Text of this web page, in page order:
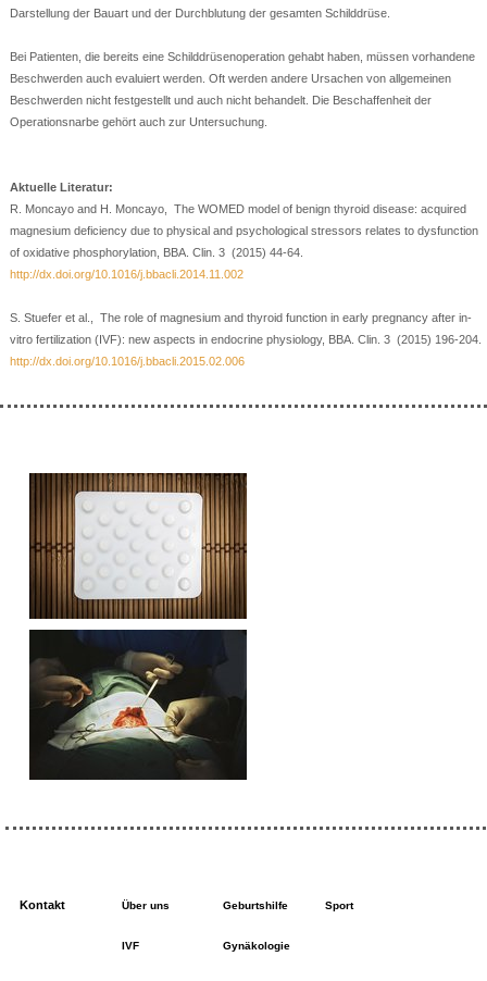
Darstellung der Bauart und der Durchblutung der gesamten Schilddrüse.
Bei Patienten, die bereits eine Schilddrüsenoperation gehabt haben, müssen vorhandene
Beschwerden auch evaluiert werden. Oft werden andere Ursachen von allgemeinen
Beschwerden nicht festgestellt und auch nicht behandelt. Die Beschaffenheit der
Operationsnarbe gehört auch zur Untersuchung.
Aktuelle Literatur:
R. Moncayo and H. Moncayo, The WOMED model of benign thyroid disease: acquired
magnesium deficiency due to physical and psychological stressors relates to dysfunction
of oxidative phosphorylation, BBA. Clin. 3 (2015) 44-64.
http://dx.doi.org/10.1016/j.bbacli.2014.11.002
S. Stuefer et al., The role of magnesium and thyroid function in early pregnancy after in-
vitro fertilization (IVF): new aspects in endocrine physiology, BBA. Clin. 3 (2015) 196-204.
http://dx.doi.org/10.1016/j.bbacli.2015.02.006
Kontakt Über uns
IVF
Geburtshilfe
Gynäkologie
Sport